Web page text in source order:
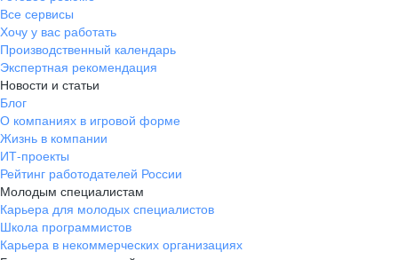
Все сервисы
Хочу у вас работать
Производственный календарь
Экспертная рекомендация
Новости и статьи
Блог
О компаниях в игровой форме
Жизнь в компании
ИТ-проекты
Рейтинг работодателей России
Молодым специалистам
Карьера для молодых специалистов
Школа программистов
Карьера в некоммерческих организациях